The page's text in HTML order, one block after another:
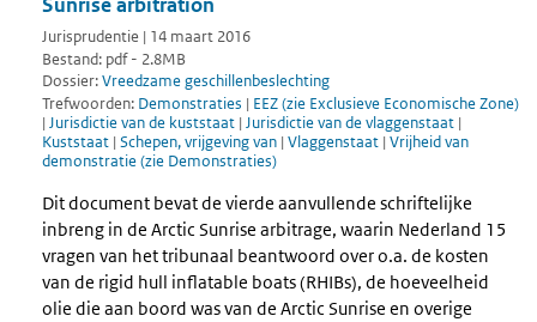
Jurisprudentie | 14 maart 2016
Bestand: pdf - 2.8MB
Dossier:Vreedzame geschillenbeslechting
Trefwoorden: Demonstraties | EEZ (zie Exclusieve Economische Zone)
| Jurisdictie van de kuststaat | Jurisdictie van de vlaggenstaat |
Kuststaat | Schepen, vrijgeving van | Vlaggenstaat | Vrijheid van
demonstratie (zie Demonstraties)
Dit document bevat de vierde aanvullende schriftelijke
inbreng in de Arctic Sunrise arbitrage, waarin Nederland 15
vragen van het tribunaal beantwoord over o.a. de kosten
van de rigid hull inflatable boats (RHIBs), de hoeveelheid
olie die aan boord was van de Arctic Sunrise en overige